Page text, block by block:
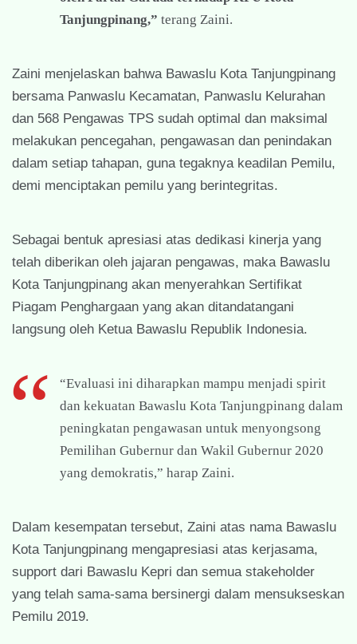
Tanjungpinang,” terang Zaini.
Zaini menjelaskan bahwa Bawaslu Kota Tanjungpinang
bersama Panwaslu Kecamatan, Panwaslu Kelurahan
dan 568 Pengawas TPS sudah optimal dan maksimal
melakukan pencegahan, pengawasan dan penindakan
dalam setiap tahapan, guna tegaknya keadilan Pemilu,
demi menciptakan pemilu yang berintegritas.
Sebagai bentuk apresiasi atas dedikasi kinerja yang
telah diberikan oleh jajaran pengawas, maka Bawaslu
Kota Tanjungpinang akan menyerahkan Sertifikat
Piagam Penghargaan yang akan ditandatangani
langsung oleh Ketua Bawaslu Republik Indonesia.
“Evaluasi ini diharapkan mampu menjadi spirit
dan kekuatan Bawaslu Kota Tanjungpinang dalam
peningkatan pengawasan untuk menyongsong
Pemilihan Gubernur dan Wakil Gubernur 2020
yang demokratis,” harap Zaini.
Dalam kesempatan tersebut, Zaini atas nama Bawaslu
Kota Tanjungpinang mengapresiasi atas kerjasama,
support dari Bawaslu Kepri dan semua stakeholder
yang telah sama-sama bersinergi dalam mensukseskan
Pemilu 2019.